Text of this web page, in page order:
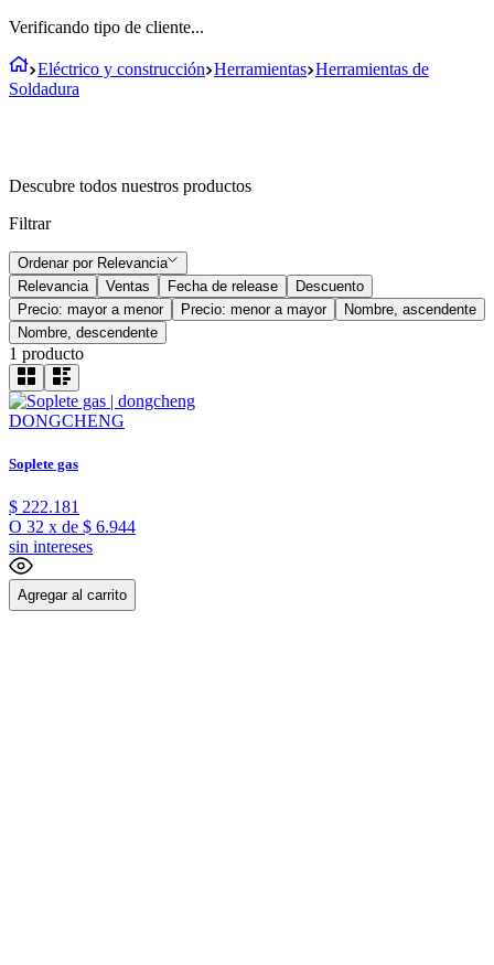
Verificando tipo de cliente...
Eléctrico y construcción Herramientas Herramientas de
Soldadura
Descubre todos nuestros productos
Filtrar
Ordenar por Relevancia
Relevancia
Ventas Fecha de release
Descuento
Precio: mayor a menor
Precio: menor a mayor
Nombre, ascendente
Nombre, descendente
1 producto
DONGCHENG
Soplete gas
$ 222.181
O 32 x de $ 6.944
sin intereses
Agregar al carrito